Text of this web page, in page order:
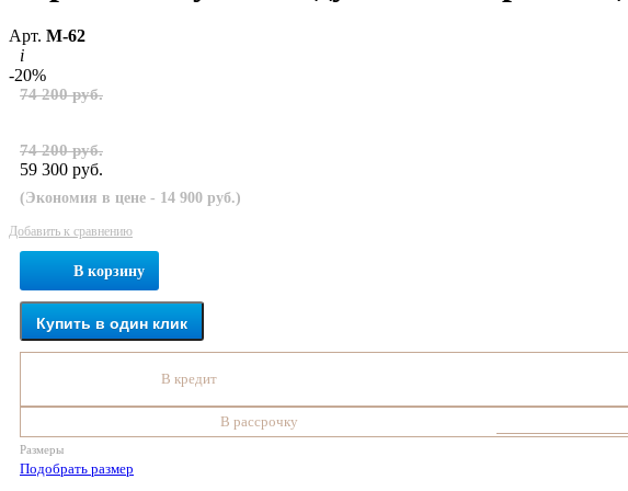
Арт. М-62
i
-20%
74 200 руб.
74 200 руб.
59 300 руб.
(Экономия в цене - 14 900 руб.)
Добавить к сравнению
В корзину
Купить в один клик
В кредит
В рассрочку
Размеры
Подобрать размер